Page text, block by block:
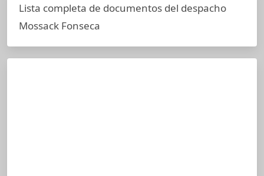
Lista completa de documentos del despacho
Mossack Fonseca